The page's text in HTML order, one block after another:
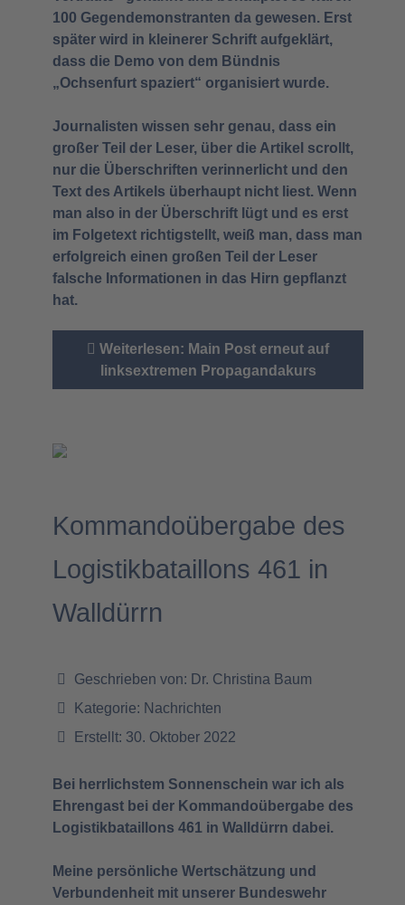
100 Gegendemonstranten da gewesen. Erst
später wird in kleinerer Schrift aufgeklärt,
dass die Demo von dem Bündnis
„Ochsenfurt spaziert“ organisiert wurde.
Journalisten wissen sehr genau, dass ein
großer Teil der Leser, über die Artikel scrollt,
nur die Überschriften verinnerlicht und den
Text des Artikels überhaupt nicht liest. Wenn
man also in der Überschrift lügt und es erst
im Folgetext richtigstellt, weiß man, dass man
erfolgreich einen großen Teil der Leser
falsche Informationen in das Hirn gepflanzt
hat.
Weiterlesen: Main Post erneut auf
linksextremen Propagandakurs
Kommandoübergabe des
Logistikbataillons 461 in
Walldürrn
Geschrieben von: Dr. Christina Baum
Kategorie: Nachrichten
Erstellt: 30. Oktober 2022
Bei herrlichstem Sonnenschein war ich als
Ehrengast bei der Kommandoübergabe des
Logistikbataillons 461 in Walldürrn dabei.
Meine persönliche Wertschätzung und
Verbundenheit mit unserer Bundeswehr